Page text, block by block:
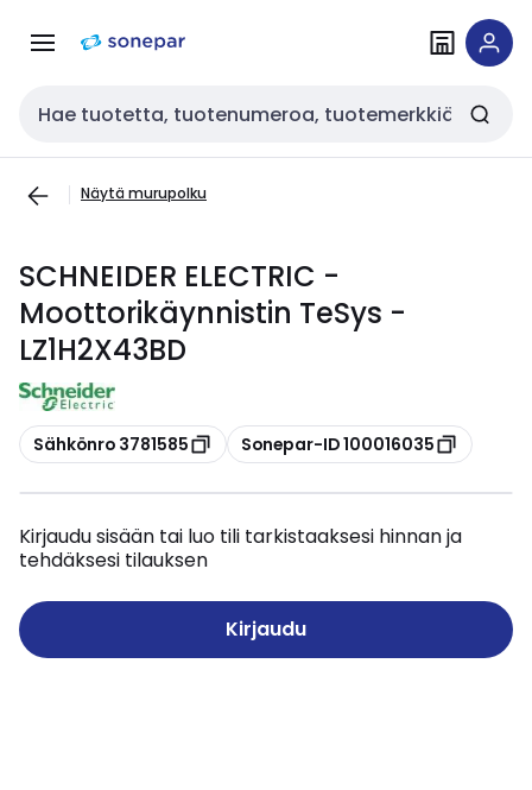
navigointiinsisältöön
Haku
Näytä murupolku
SCHNEIDER ELECTRIC -
Moottorikäynnistin TeSys -
LZ1H2X43BD
Kopioi
Sähkönro 3781585 Kopioi
Sonepar-ID 100016035
Kirjaudu sisään tai luo tili tarkistaaksesi hinnan ja
tehdäksesi tilauksen
Kirjaudu